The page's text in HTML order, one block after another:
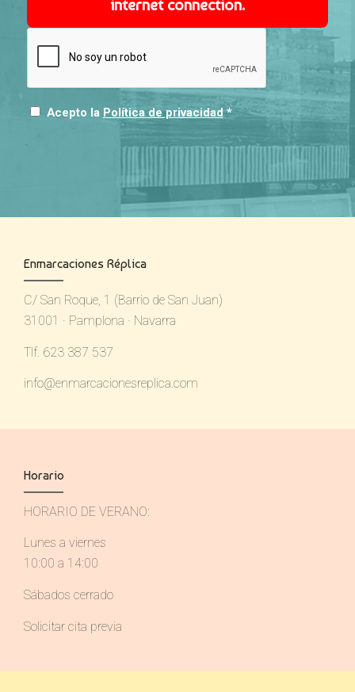
internet connection.
Acepto la Política de privacidad *
Enmarcaciones Réplica
C/ San Roque, 1 (Barrio de San Juan)
31001 · Pamplona · Navarra
Tlf. 623 387 537
info@enmarcacionesreplica.com
Horario
HORARIO DE VERANO:
Lunes a viernes
10:00 a 14:00
Sábados cerrado
Solicitar cita previa